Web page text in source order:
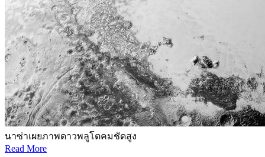
นาซ่าเผยภาพดาวพลูโตคมชัดสูง
Read More